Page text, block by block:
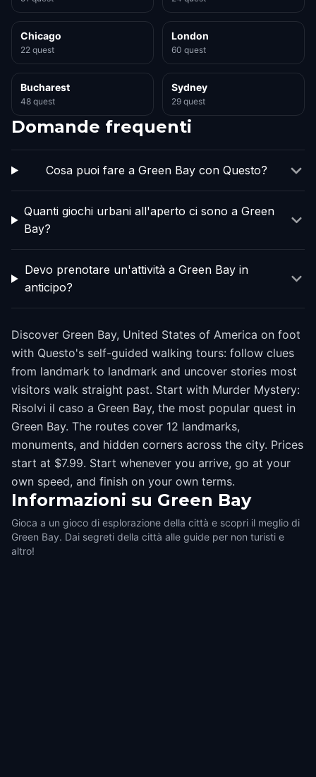
Chicago
22 quest
London
60 quest
Bucharest
48 quest
Sydney
29 quest
Domande frequenti
Cosa puoi fare a Green Bay con Questo?
Quanti giochi urbani all'aperto ci sono a Green
Bay?
Devo prenotare un'attività a Green Bay in
anticipo?
Discover Green Bay, United States of America on foot
with Questo's self-guided walking tours: follow clues
from landmark to landmark and uncover stories most
visitors walk straight past. Start with Murder Mystery:
Risolvi il caso a Green Bay, the most popular quest in
Green Bay. The routes cover 12 landmarks,
monuments, and hidden corners across the city. Prices
start at $7.99. Start whenever you arrive, go at your
own speed, and finish on your own terms.
Informazioni su Green Bay
Gioca a un gioco di esplorazione della città e scopri il meglio di
Green Bay. Dai segreti della città alle guide per non turisti e
altro!